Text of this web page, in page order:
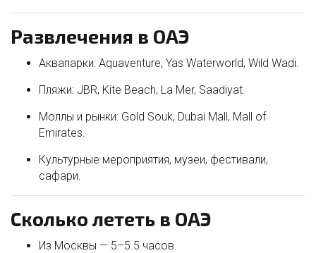
Развлечения в ОАЭ
Аквапарки: Aquaventure, Yas Waterworld, Wild Wadi.
Пляжи: JBR, Kite Beach, La Mer, Saadiyat.
Моллы и рынки: Gold Souk, Dubai Mall, Mall of
Emirates.
Культурные мероприятия, музеи, фестивали,
сафари.
Сколько лететь в ОАЭ
Из Москвы — 5–5.5 часов.